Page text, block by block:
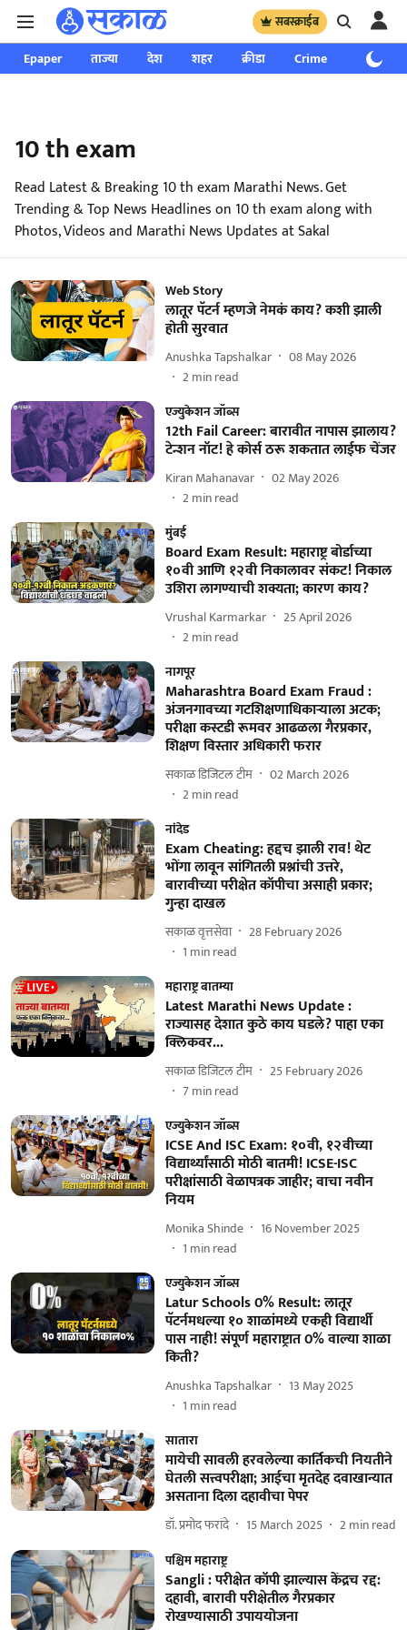
सबस्क्राईब
Epaper ताज्या देश शहर क्रीडा Crime साप्ताहिक
10 th exam
Read Latest & Breaking 10 th exam Marathi News. Get
Trending & Top News Headlines on 10 th exam along with
Photos, Videos and Marathi News Updates at Sakal
Web Story
लातूर पॅटर्न म्हणजे नेमकं काय? कशी झाली
होती सुरवात
Anushka Tapshalkar
08 May 2026
2min read
एज्युकेशन जॉब्स
12th Fail Career: बारावीत नापास झालाय?
टेन्शन नॉट! हे कोर्स ठरू शकतात लाईफ चेंजर
Kiran Mahanavar
02 May 2026
2min read
मुंबई
Board Exam Result: महाराष्ट्र बोर्डाच्या
१०वी आणि १२वी निकालावर संकट! निकाल
उशिरा लागण्याची शक्यता; कारण काय?
Vrushal Karmarkar
25 April 2026
2min read
नागपूर
Maharashtra Board Exam Fraud :
अंजनगावच्या गटशिक्षणाधिकाऱ्याला अटक;
परीक्षा कस्टडी रूमवर आढळला गैरप्रकार,
शिक्षण विस्तार अधिकारी फरार
सकाळ डिजिटल टीम
02 March 2026
2min read
नांदेड
Exam Cheating: हद्दच झाली राव! थेट
भोंगा लावून सांगितली प्रश्नांची उत्तरे,
बारावीच्या परीक्षेत कॉपीचा असाही प्रकार;
गुन्हा दाखल
सकाळ वृत्तसेवा
28 February 2026
1 min read
महाराष्ट्र बातम्या
Latest Marathi News Update :
राज्यासह देशात कुठे काय घडले? पाहा एका
क्लिकवर...
सकाळ डिजिटल टीम
25 February 2026
7min read
एज्युकेशन जॉब्स
ICSE And ISC Exam: १०वी, १२वीच्या
विद्यार्थ्यांसाठी मोठी बातमी! ICSE-ISC
परीक्षांसाठी वेळापत्रक जाहीर; वाचा नवीन
नियम
Monika Shinde
16 November 2025
1 min read
एज्युकेशन जॉब्स
Latur Schools 0% Result: लातूर
पॅटर्नमधल्या १० शाळांमध्ये एकही विद्यार्थी
पास नाही! संपूर्ण महाराष्ट्रात 0% वाल्या शाळा
किती?
Anushka Tapshalkar
13 May 2025
1 min read
सातारा
मायेची सावली हरवलेल्या कार्तिकची नियतीने
घेतली सत्त्वपरीक्षा; आईचा मृतदेह दवाखान्यात
असताना दिला दहावीचा पेपर
डॉ. प्रमोद फरांदे 15 March 2025 2min read
पश्चिम महाराष्ट्र
Sangli : परीक्षेत कॉपी झाल्यास केंद्रच रद्द:
दहावी, बारावी परीक्षेतील गैरप्रकार
रोखण्यासाठी उपाययोजना